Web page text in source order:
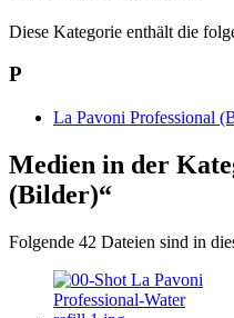
Diese Kategorie enthält die
P
La Pavoni Professional
Medien in der
(Bilder)“
Folgende 42 Dateien sind in